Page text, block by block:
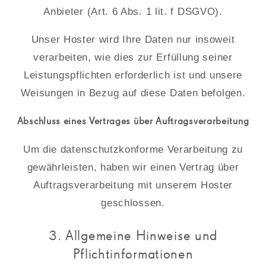
Anbieter (Art. 6 Abs. 1 lit. f DSGVO).
Unser Hoster wird Ihre Daten nur insoweit
verarbeiten, wie dies zur Erfüllung seiner
Leistungspflichten erforderlich ist und unsere
Weisungen in Bezug auf diese Daten befolgen.
Abschluss eines Vertrages über Auftragsverarbeitung
Um die datenschutzkonforme Verarbeitung zu
gewährleisten, haben wir einen Vertrag über
Auftragsverarbeitung mit unserem Hoster
geschlossen.
3. Allgemeine Hinweise und
Pflichtinformationen